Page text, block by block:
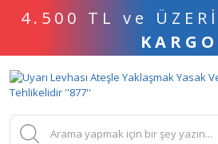
4.500 TL ve ÜZERİ
KARGO